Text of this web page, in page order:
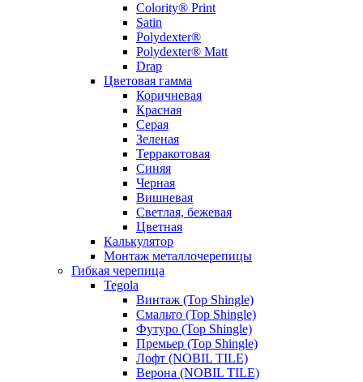
Colority® Print
Satin
Polydexter®
Polydexter® Matt
Drap
Цветовая гамма
Коричневая
Красная
Серая
Зеленая
Терракотовая
Синяя
Черная
Вишневая
Светлая, бежевая
Цветная
Калькулятор
Монтаж металлочерепицы
Гибкая черепица
Tegola
Винтаж (Top Shingle)
Смальто (Top Shingle)
Футуро (Top Shingle)
Премьер (Top Shingle)
Лофт (NOBIL TILE)
Верона (NOBIL TILE)